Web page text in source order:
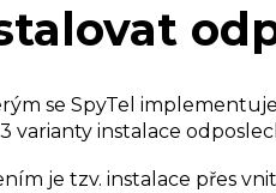
se SpyTel
varianty instalace
je tzv. instalace přes